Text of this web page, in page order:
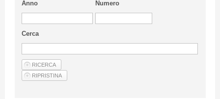
Linee Guida
Privacy Policy
Articoli
Anno Numero
Cerca